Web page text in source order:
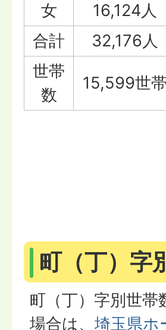
女
16,124人
合計
32,176人
世帯
数
15,599世帯
町（丁）字
町（丁）字別世
場合は、 埼玉県ホ